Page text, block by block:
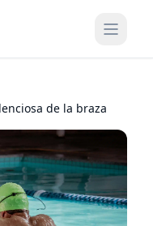
de la braza